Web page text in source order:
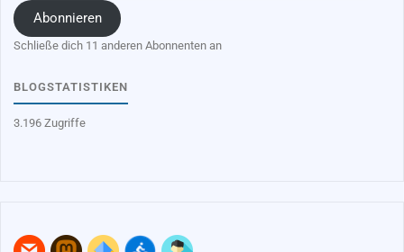
Adresse
Abonnieren
Schließe dich 11 anderen Abonnenten an
BLOGSTATISTIKEN
3.196 Zugriffe